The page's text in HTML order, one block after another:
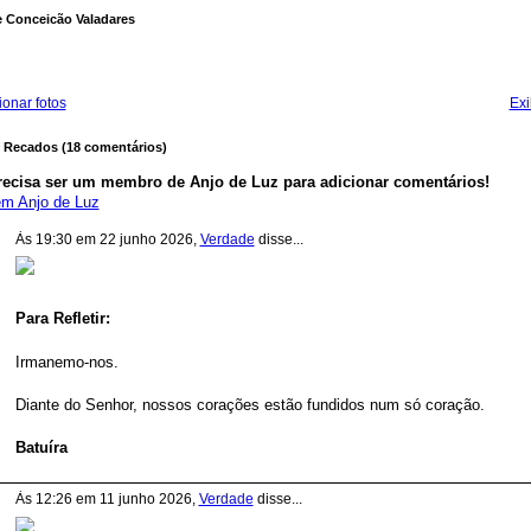
Conceicão Valadares
fotos
Recados (18 comentários)
ser um membro de Anjo de Luz para adicionar comentários!
Anjo de Luz
Às 19:30 em 22 junho 2026, Verdade disse...
Para Refletir:
Irmanemo-nos.
Diante do Senhor, nossos corações estão fundidos num só coração.
Batuíra
Às 12:26 em 11 junho 2026, Verdade disse...